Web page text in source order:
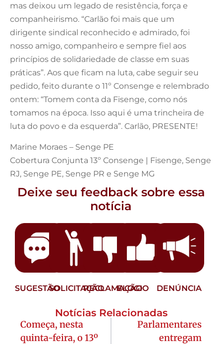
mas deixou um legado de resistência, força e
companheirismo. “Carlão foi mais que um
dirigente sindical reconhecido e admirado, foi
nosso amigo, companheiro e sempre fiel aos
princípios de solidariedade de classe em suas
práticas”. Aos que ficam na luta, cabe seguir seu
pedido, feito durante o 11º Consenge e relembrado
ontem: “Tomem conta da Fisenge, como nós
tomamos na época. Isso aqui é uma trincheira de
luta do povo e da esquerda”. Carlão, PRESENTE!
Marine Moraes – Senge PE
Cobertura Conjunta 13º Consenge | Fisenge, Senge
RJ, Senge PE, Senge PR e Senge MG
Deixe seu feedback sobre essa
notícia
SUGESTÃOSOLICITAÇÃORECLAMAÇÃO
ELOGIO DENÚNCIA
Notícias Relacionadas
Começa, nesta
quinta-feira, o 13º
Parlamentares
entregam